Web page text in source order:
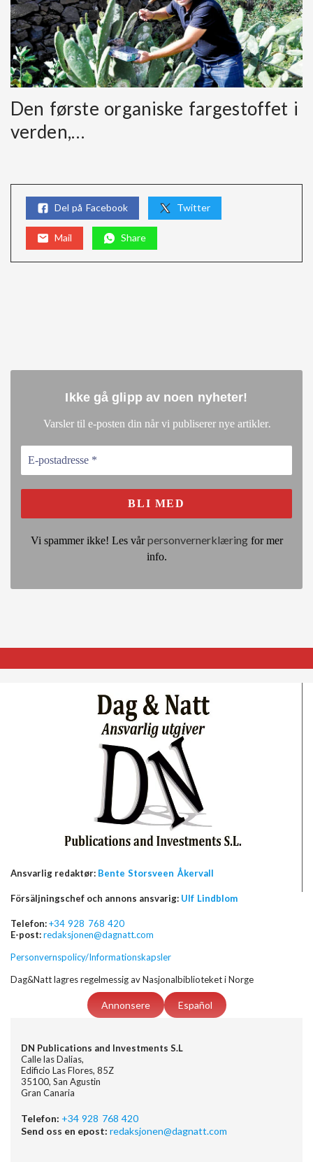
Den første organiske fargestoffet i
verden,…
Del på Facebook Twitter
Mail Share
Ikke gå glipp av noen nyheter!
Varsler til e-posten din når vi publiserer nye artikler.
Vi spammer ikke! Les vårpersonvernerklæringfor mer
info.
Ansvarlig redaktør: Bente Storsveen Åkervall
Försäljningschef och annons ansvarig: Ulf Lindblom
Telefon:+34 928 768 420
E-post:redaksjonen@dagnatt.com
Personvernspolicy/Informationskapsler
Dag&Natt lagres regelmessig av Nasjonalbiblioteket i Norge
Annonsere Español
DN Publications and Investments S.L
Calle las Dalias,
Edificio Las Flores, 85Z
35100, San Agustin
Gran Canaria
Telefon: +34 928 768 420
Send oss en epost: redaksjonen@dagnatt.com